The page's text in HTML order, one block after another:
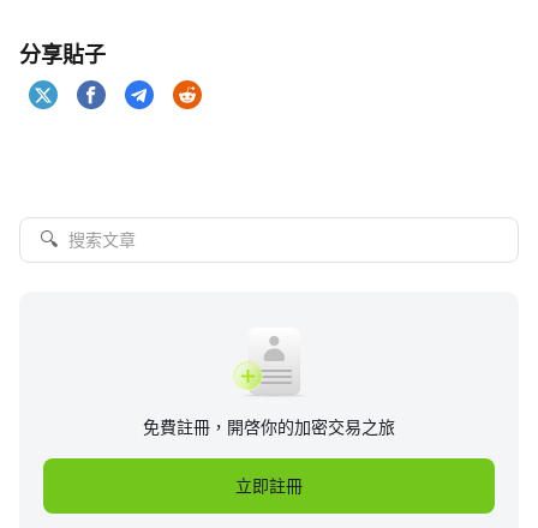
分享貼子
🔍
免費註冊，開啓你的加密交易之旅
立即註冊